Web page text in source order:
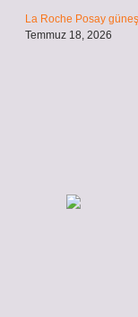
La Roche Posay
Temmuz 18, 2026